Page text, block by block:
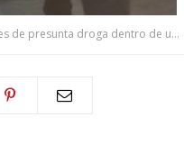
Decomisan más de 50 paquetes de presunta droga dentro de una mula en Divisa